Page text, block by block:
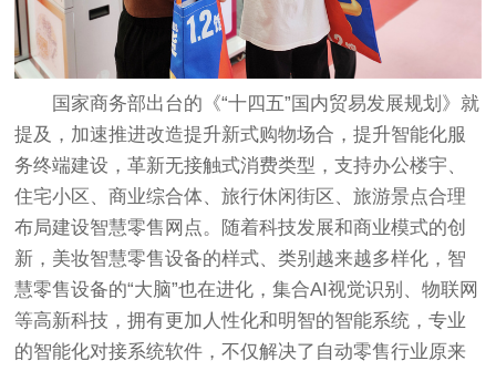
国家商务部出台的《“十四五”国内贸易发展规划》就
提及，加速推进改造提升新式购物场合，提升智能化服
务终端建设，革新无接触式消费类型，支持办公楼宇、
住宅小区、商业综合体、旅行休闲街区、旅游景点合理
布局建设智慧零售网点。随着科技发展和商业模式的创
新， 美妆智慧零售设备的样式、类别越来越多样化，智
慧零售设备的“大脑”也在进化，集合AI视觉识别、物联网
等高新科技，拥有更加人性化和明智的智能系统，专业
的智能化对接系统软件，不仅解决了自动零售行业原来